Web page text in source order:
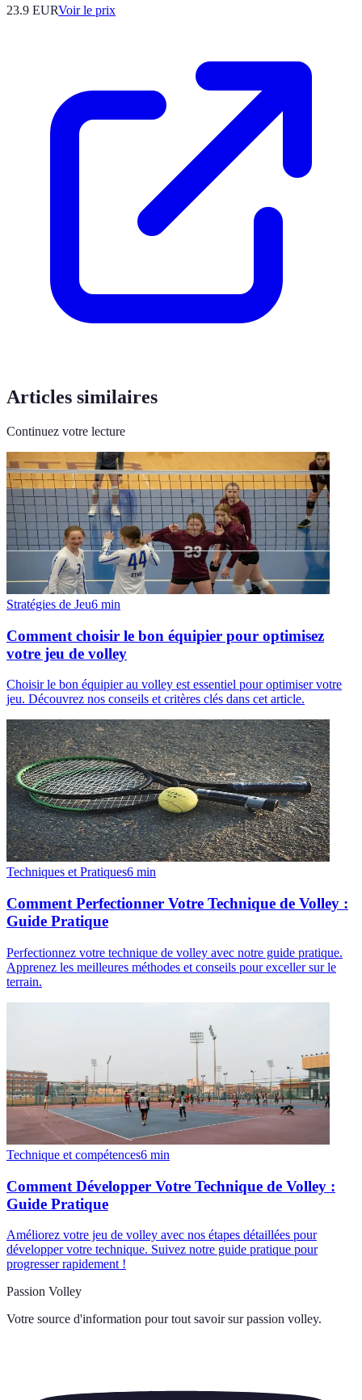
23.9 EURVoir le prix
Articles similaires
Continuez votre lecture
Stratégies de Jeu6 min
Comment choisir le bon équipier pour optimisez
votre jeu de volley
Choisir le bon équipier au volley est essentiel pour optimiser votre
jeu. Découvrez nos conseils et critères clés dans cet article.
Techniques et Pratiques6 min
Comment Perfectionner Votre Technique de Volley :
Guide Pratique
Perfectionnez votre technique de volley avec notre guide pratique.
Apprenez les meilleures méthodes et conseils pour exceller sur le
terrain.
Technique et compétences6 min
Comment Développer Votre Technique de Volley :
Guide Pratique
Améliorez votre jeu de volley avec nos étapes détaillées pour
développer votre technique. Suivez notre guide pratique pour
progresser rapidement !
Passion Volley
Votre source d'information pour tout savoir sur passion volley.